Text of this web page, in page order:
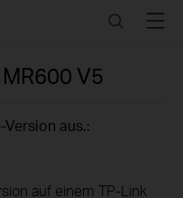
SearchMenu
V5
aus.:
auf einem TP-Link